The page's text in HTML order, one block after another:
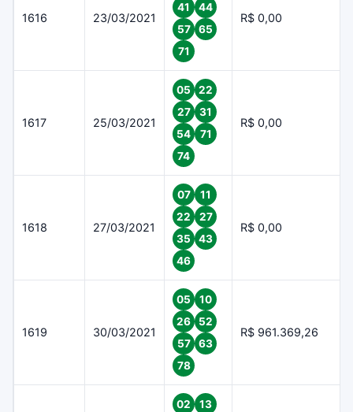
1616 23/03/2021
41
44
57
65
71
R$ 0,00
1617 25/03/2021
05
22
27
31
54
71
74
R$ 0,00
1618 27/03/2021
07
11
22
27
35
43
46
R$ 0,00
1619 30/03/2021
05
10
26
52
57
63
78
R$ 961.369,26
02
13